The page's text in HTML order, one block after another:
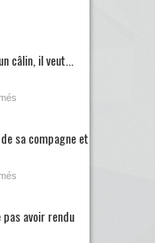
câlin, il veut...
sa compagne et...
pas avoir rendu